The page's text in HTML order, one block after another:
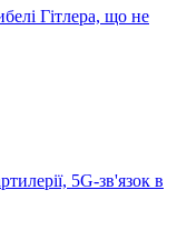
Гітлера, що не
5G-зв'язок в